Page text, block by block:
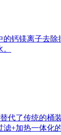
钙镁离子去
代了传统的
+加热一体